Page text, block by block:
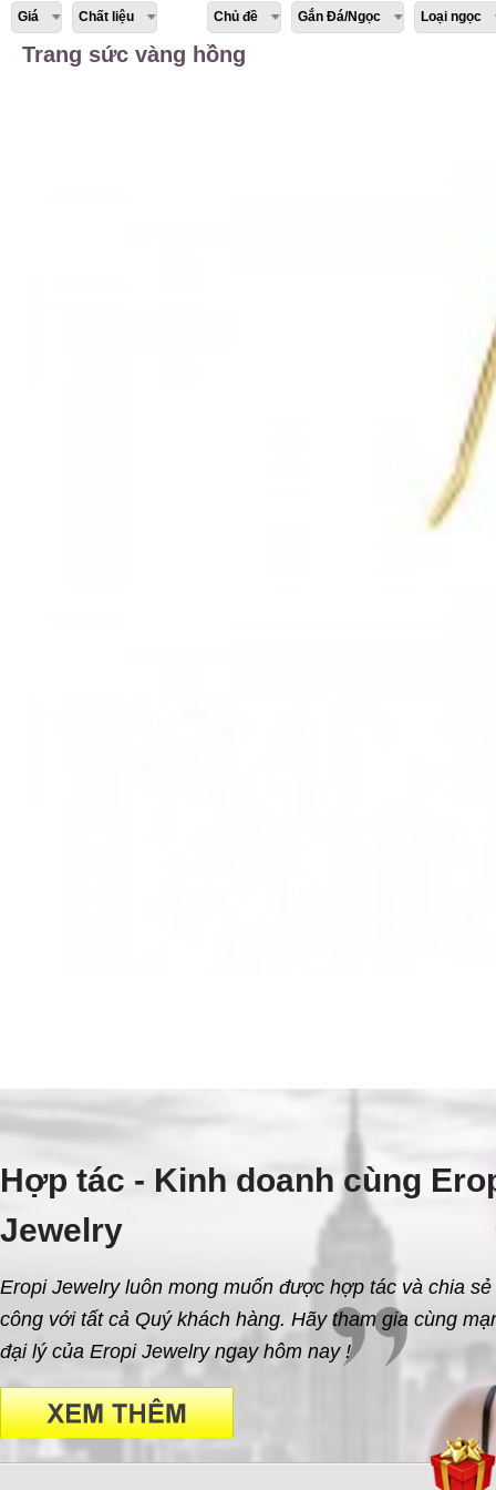
Giá Chất liệu Chủ đề Gắn Đá/Ngọc Loại ngọc
Trang sức vàng hồng
Hợp tác - Kinh doanh cùng
Jewelry
Eropi Jewelry luôn mong muốn được hợp tác và chia sẻ
công với tất cả Quý khách hàng. Hãy tham gia cùng
đại lý của Eropi Jewelry ngay hôm nay !